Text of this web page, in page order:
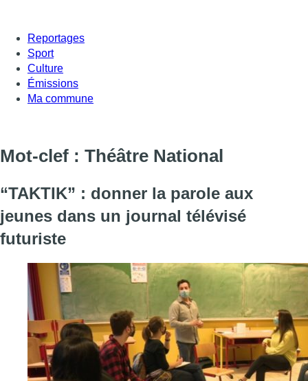
Reportages
Sport
Culture
Émissions
Ma commune
Mot-clef : Théâtre National
“TAKTIK” : donner la parole aux
jeunes dans un journal télévisé
futuriste